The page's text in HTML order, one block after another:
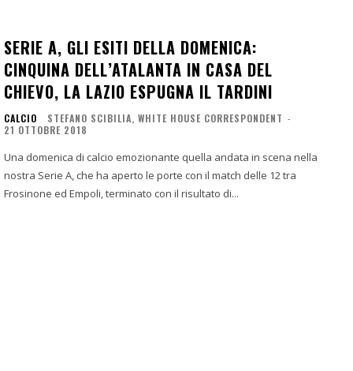
SERIE A, GLI ESITI DELLA DOMENICA:
CINQUINA DELL’ATALANTA IN CASA DEL
CHIEVO, LA LAZIO ESPUGNA IL TARDINI
CALCIO STEFANO SCIBILIA, WHITE HOUSE CORRESPONDENT -
21 OTTOBRE 2018
Una domenica di calcio emozionante quella andata in scena nella
nostra Serie A, che ha aperto le porte con il match delle 12 tra
Frosinone ed Empoli, terminato con il risultato di...